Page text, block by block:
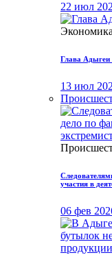
22 июл
Глава Адыгеи
13 июл
участия в
06 фев